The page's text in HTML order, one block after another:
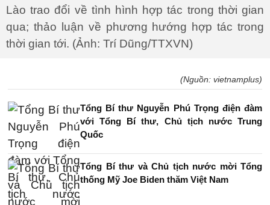
Lào trao đổi về tình hình hợp tác trong thời gian
qua; thảo luận về phương hướng hợp tác trong
thời gian tới. (Ảnh: Trí Dũng/TTXVN)
(Nguồn: vietnamplus)
Tổng Bí thư Nguyễn Phú Trọng điện đàm
với Tổng Bí thư, Chủ tịch nước Trung
Quốc
Tổng Bí thư và Chủ tịch nước mời Tổng
thống Mỹ Joe Biden thăm Việt Nam